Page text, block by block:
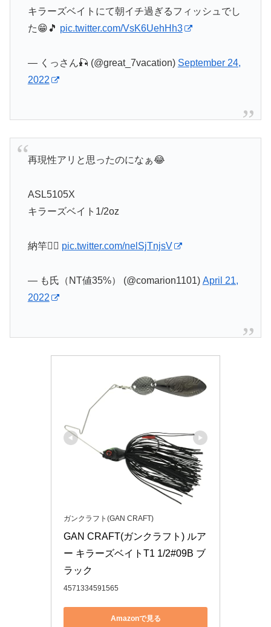
キラーズベイトにて朝イチ過ぎるフィッシュでし
た😁🎵 pic.twitter.com/VsK6UehHh3
— くっさん🎣 (@great_7vacation) September 24,
2022
再現性アリと思ったのになぁ😂
ASL5105X
キラーズベイト1/2oz
納竿🙇‍♂️ pic.twitter.com/nelSjTnjsV
— も氏（NT値35%） (@comarion1101) April 21,
2022
ガンクラフト(GAN CRAFT)
GAN CRAFT(ガンクラフト) ルア
ー キラーズベイトT1 1/2#09B ブ
ラック
4571334591565
Amazonで見る